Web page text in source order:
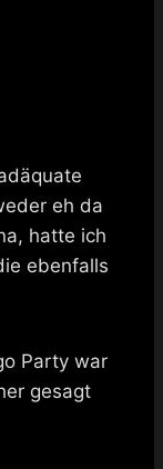
eh da
hatte ich
ebenfalls
Party war
gesagt